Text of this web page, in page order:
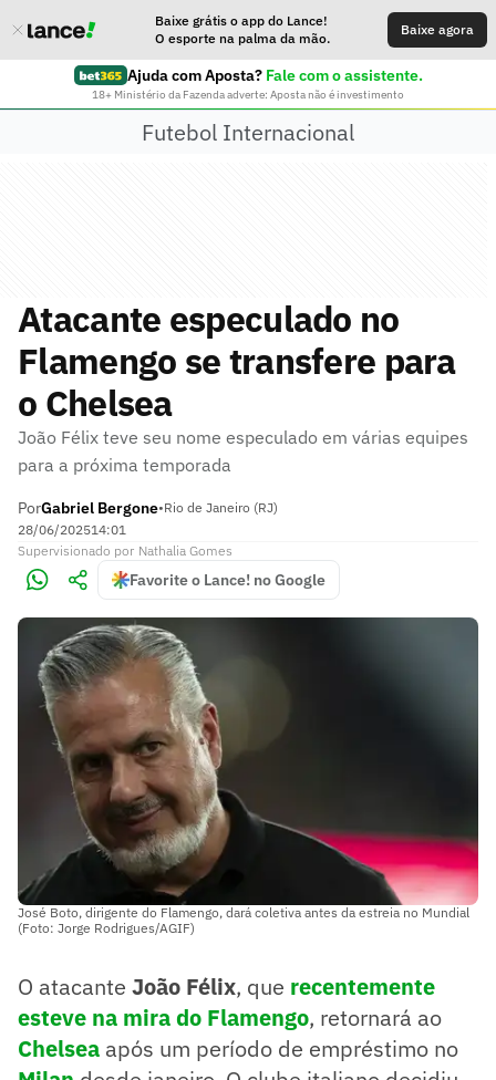
Baixe grátis o app do Lance!
O esporte na palma da mão.
Baixe agora
Ajuda com Aposta? Fale com o assistente.
18+ Ministério da Fazenda adverte: Aposta não é investimento
Futebol Internacional
Atacante especulado no
Flamengo se transfere para
o Chelsea
João Félix teve seu nome especulado em várias equipes
para a próxima temporada
PorGabriel Bergone•Rio de Janeiro (RJ)
28/06/202514:01
Supervisionado por Nathalia Gomes
Favorite o Lance! no Google
José Boto, dirigente do Flamengo, dará coletiva antes da estreia no Mundial
(Foto: Jorge Rodrigues/AGIF)
O atacante João Félix, que recentemente
esteve na mira do Flamengo, retornará ao
Chelsea após um período de empréstimo no